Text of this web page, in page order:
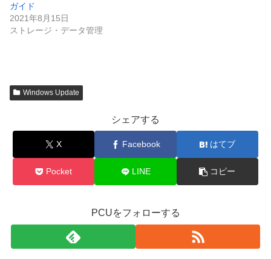
ガイド
2021年8月15日
ストレージ・データ管理
Windows Update
シェアする
X Facebook はてブ
Pocket LINE コピー
PCUをフォローする